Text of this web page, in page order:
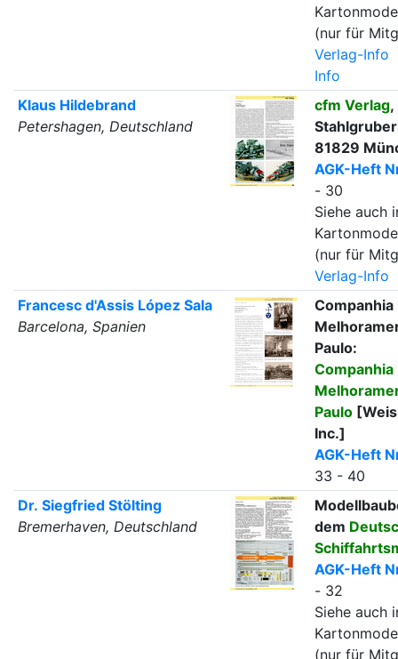
(nur für
Verlag-Info
Info
Klaus Hildebrand
Petershagen, Deutschland
cfm Verlag,
81829
AGK-Heft
- 30
Siehe auch
(nur für
Verlag-Info
Francesc d'Assis López Sala
Barcelona, Spanien
Companhia
Paulo:
Companhia
Paulo
Inc.]
AGK-Heft
33 - 40
Dr. Siegfried Stölting
Bremerhaven, Deutschland
dem
AGK-Heft
- 32
Siehe auch
(nur für